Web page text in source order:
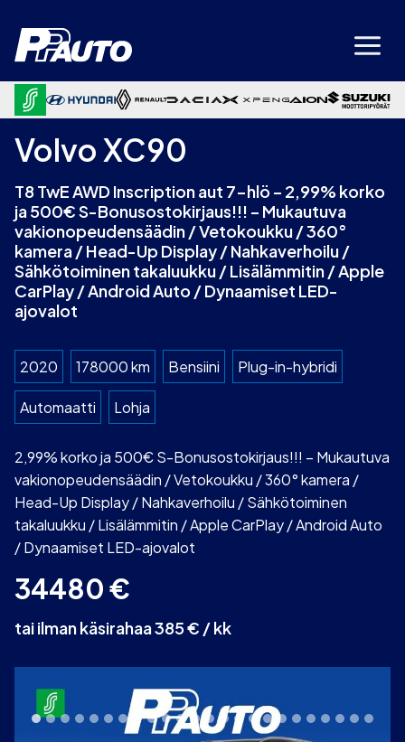
sisältöön
Volvo XC90
T8 TwE AWD Inscription aut 7-hlö – 2,99% korko
ja 500€ S-Bonusostokirjaus!!! – Mukautuva
vakionopeudensäädin / Vetokoukku / 360°
kamera / Head-Up Display / Nahkaverhoilu /
Sähkötoiminen takaluukku / Lisälämmitin / Apple
CarPlay / Android Auto / Dynaamiset LED-
ajovalot
2020 178000 km Bensiini Plug-in-hybridi
Automaatti Lohja
2,99% korko ja 500€ S-Bonusostokirjaus!!! – Mukautuva
vakionopeudensäädin / Vetokoukku / 360° kamera /
Head-Up Display / Nahkaverhoilu / Sähkötoiminen
takaluukku / Lisälämmitin / Apple CarPlay / Android Auto
/ Dynaamiset LED-ajovalot
34480€
tai ilman käsirahaa 385 € / kk